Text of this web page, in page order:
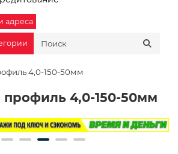
адреса
4,0-150-50мм
4,0-150-50мм